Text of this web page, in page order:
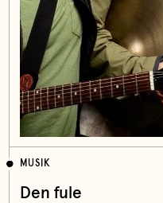
MUSIK
Den fule